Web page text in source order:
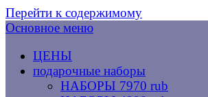
Перейти к содержимому
Основное меню
ЦЕНЫ
подарочные наборы
НАБОРЫ 7970 rub